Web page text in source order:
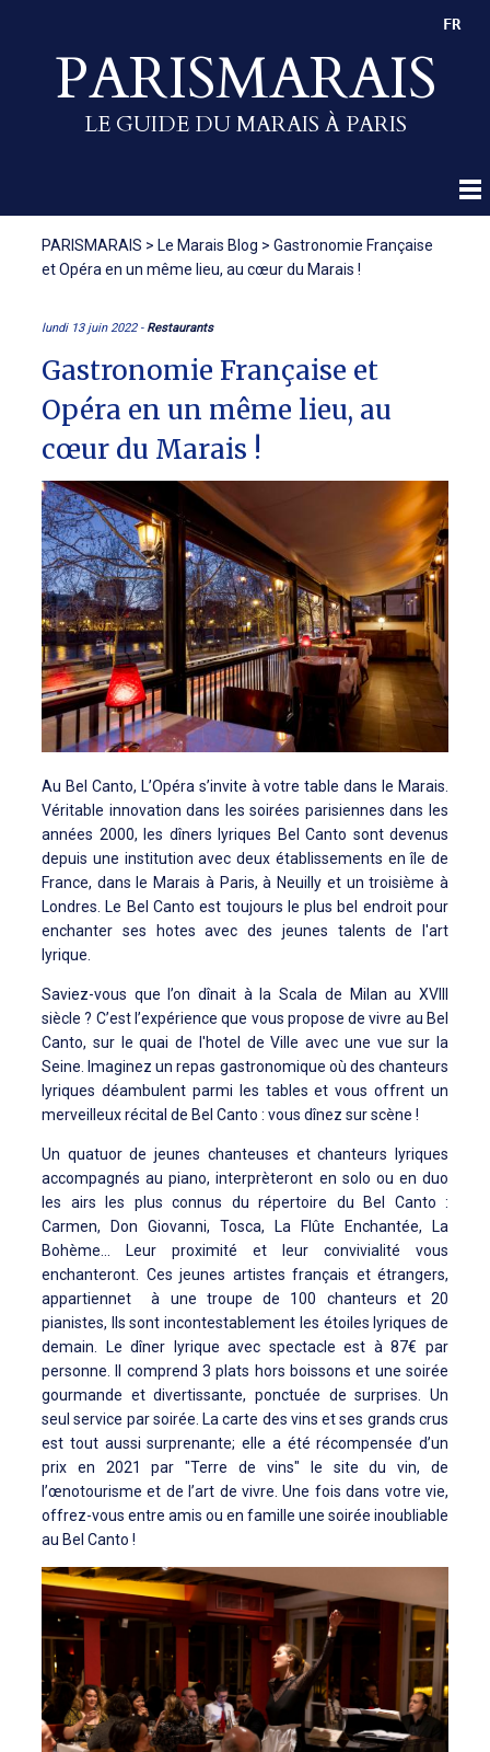
PARISMARAIS
LE GUIDE DU MARAIS À PARIS
FR
PARISMARAIS > Le Marais Blog > Gastronomie Française
et Opéra en un même lieu, au cœur du Marais !
lundi 13 juin 2022 - Restaurants
Gastronomie Française et
Opéra en un même lieu, au
cœur du Marais !
Au Bel Canto, L’Opéra s’invite à votre table dans le Marais.
Véritable innovation dans les soirées parisiennes dans les
années 2000, les dîners lyriques Bel Canto sont devenus
depuis une institution avec deux établissements en île de
France, dans le Marais à Paris, à Neuilly et un troisième à
Londres. Le Bel Canto est toujours le plus bel endroit pour
enchanter ses hotes avec des jeunes talents de l'art
lyrique.
Saviez-vous que l’on dînait à la Scala de Milan au XVIII
siècle ? C’est l’expérience que vous propose de vivre au Bel
Canto, sur le quai de l'hotel de Ville avec une vue sur la
Seine. Imaginez un repas gastronomique où des chanteurs
lyriques déambulent parmi les tables et vous offrent un
merveilleux récital de Bel Canto : vous dînez sur scène !
Un quatuor de jeunes chanteuses et chanteurs lyriques
accompagnés au piano, interprèteront en solo ou en duo
les airs les plus connus du répertoire du Bel Canto :
Carmen, Don Giovanni, Tosca, La Flûte Enchantée, La
Bohème... Leur proximité et leur convivialité vous
enchanteront. Ces jeunes artistes français et étrangers,
appartiennet à une troupe de 100 chanteurs et 20
pianistes, Ils sont incontestablement les étoiles lyriques de
demain. Le dîner lyrique avec spectacle est à 87€ par
personne. Il comprend 3 plats hors boissons et une soirée
gourmande et divertissante, ponctuée de surprises. Un
seul service par soirée. La carte des vins et ses grands crus
est tout aussi surprenante; elle a été récompensée d’un
prix en 2021 par "Terre de vins" le site du vin, de
l’œnotourisme et de l’art de vivre. Une fois dans votre vie,
offrez-vous entre amis ou en famille une soirée inoubliable
au Bel Canto !